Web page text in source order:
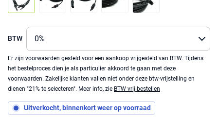
BTW
Er zijn voorwaarden gesteld voor een aankoop vrijgesteld van BTW. Tijdens
het bestelproces dien je als particulier akkoord te gaan met deze
voorwaarden. Zakelijke klanten vallen niet onder deze btw-vrijstelling en
dienen "21% te selecteren". Meer info, zie BTW vrij bestellen
Uitverkocht, binnenkort weer op voorraad